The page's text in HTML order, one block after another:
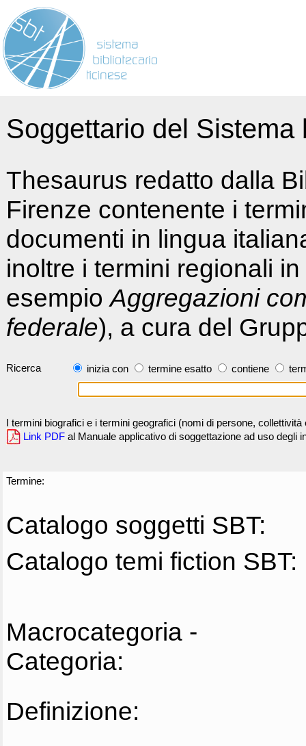
Soggettario del
Thesaurus redatto dalla
Firenze contenente i
documenti in lingua
inoltre i termini regionali
esempioAggregazioni
federale), a cura del
Ricerca inizia con termine esatto contiene
I termini biografici e i termini geografici (nomi di persone,
Link PDF al Manuale applicativo di soggettazione ad uso degli
Termine:
Catalogo soggetti SBT:
Catalogo temi fiction SBT:
Macrocategoria -
Categoria:
Definizione: